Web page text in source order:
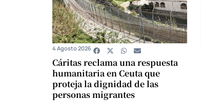
Cáritas reclama una respuesta
humanitaria en Ceuta que
proteja la dignidad de las
personas migrantes
4 Agosto 2026